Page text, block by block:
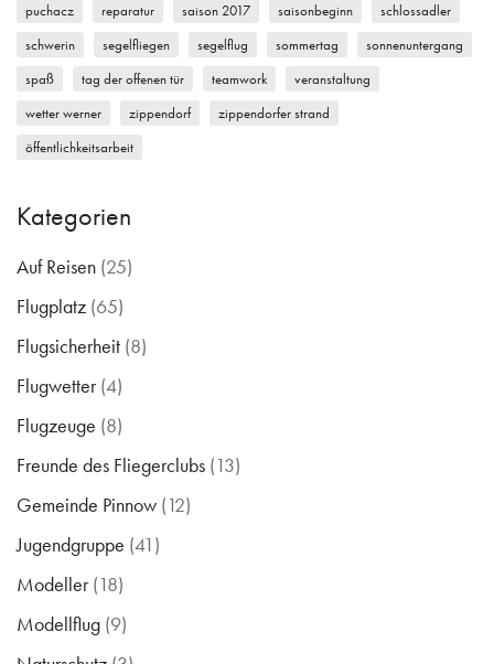
puchacz
reparatur saison 2017 saisonbeginn
schlossadler
schwerin
segelfliegen segelflug sommertag
sonnenuntergang
spaß
tag der offenen tür teamwork
veranstaltung
wetter werner
zippendorf
zippendorfer strand
öffentlichkeitsarbeit
Kategorien
Auf Reisen (25)
Flugplatz (65)
Flugsicherheit (8)
Flugwetter(4)
Flugzeuge (8)
Freunde des Fliegerclubs (13)
Gemeinde Pinnow (12)
Jugendgruppe (41)
Modeller(18)
Modellflug (9)